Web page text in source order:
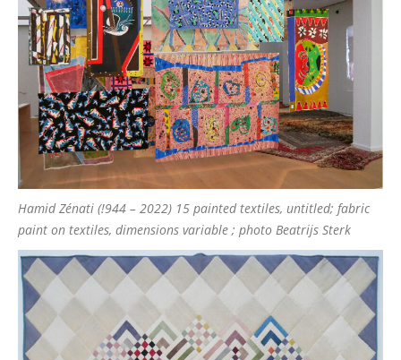
Hamid Zénati (!944 – 2022) 15 painted textiles, untitled; fabric
paint on textiles, dimensions variable ; photo Beatrijs Sterk